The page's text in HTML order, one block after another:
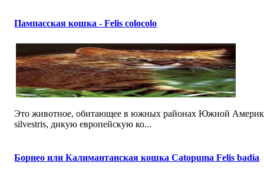
Пампасская кошка - Felis colocolo
Это животное, обитающее в южных районах Южной
silvestris, дикую европейскую ко...
Борнео или Калимантанская кошка Catopuma Felis badia